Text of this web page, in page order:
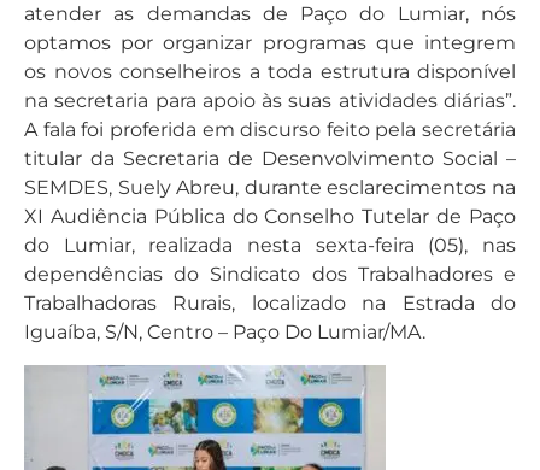
atender as demandas de Paço do Lumiar, nós
optamos por organizar programas que integrem
os novos conselheiros a toda estrutura disponível
na secretaria para apoio às suas atividades diárias”.
A fala foi proferida em discurso feito pela secretária
titular da Secretaria de Desenvolvimento Social –
SEMDES, Suely Abreu, durante esclarecimentos na
XI Audiência Pública do Conselho Tutelar de Paço
do Lumiar, realizada nesta sexta-feira (05), nas
dependências do Sindicato dos Trabalhadores e
Trabalhadoras Rurais, localizado na Estrada do
Iguaíba, S/N, Centro – Paço Do Lumiar/MA.